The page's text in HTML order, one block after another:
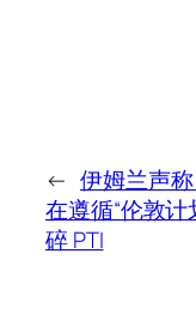
← 伊姆兰声称
在遵循“伦敦计
碎 PTI